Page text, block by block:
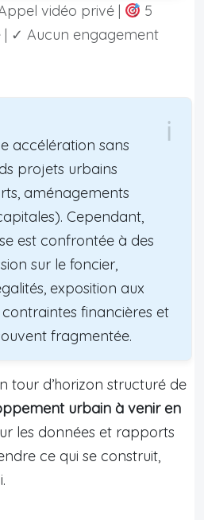
vidéo privé |
5
| ✓ Aucun engagement
accélération sans
projets urbains
aménagements
Cependant,
est confrontée à des
sur le foncier,
exposition aux
contraintes financières et
fragmentée.
tour d’horizon structuré de
urbain à venir en
les données et rapports
ce qui se construit,